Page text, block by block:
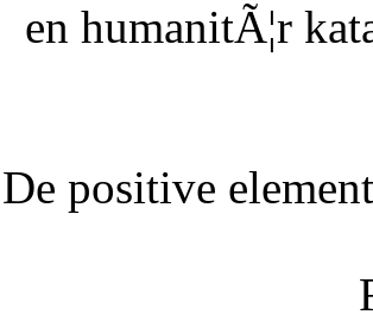
en humanitÃ¦r
De positive